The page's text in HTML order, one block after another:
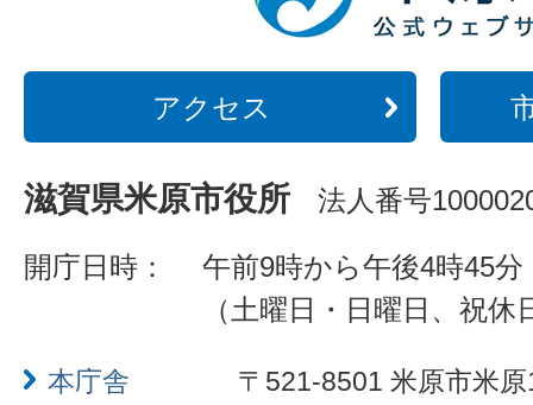
アクセス
滋賀県米原市役所 法人番号
開庁日時：
午前9時から午後4時45分
（土曜日・日曜日、祝
本庁舎
〒521-8501 米原市米